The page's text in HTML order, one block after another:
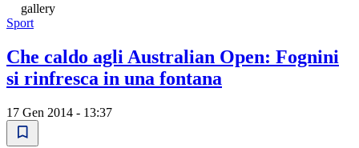
gallery
Sport
Che caldo agli Australian Open: Fognini
si rinfresca in una fontana
17 Gen 2014 - 13:37